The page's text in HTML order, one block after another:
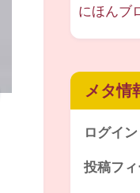
にほんブ
メタ情
ログイン
投稿フィ